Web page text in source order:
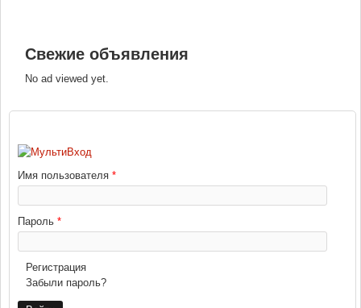
Свежие объявления
No ad viewed yet.
Имя пользователя *
Пароль *
Регистрация
Забыли пароль?